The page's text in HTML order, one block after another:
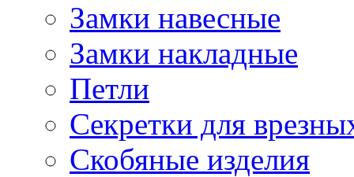
Замки навесные
Замки накладные
Петли
Секретки для
Скобяные изделия